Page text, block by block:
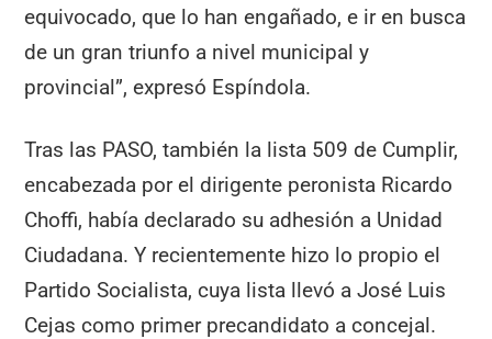
equivocado, que lo han engañado, e ir en busca
de un gran triunfo a nivel municipal y
provincial”, expresó Espíndola.
Tras las PASO, también la lista 509 de Cumplir,
encabezada por el dirigente peronista Ricardo
Choffi, había declarado su adhesión a Unidad
Ciudadana. Y recientemente hizo lo propio el
Partido Socialista, cuya lista llevó a José Luis
Cejas como primer precandidato a concejal.